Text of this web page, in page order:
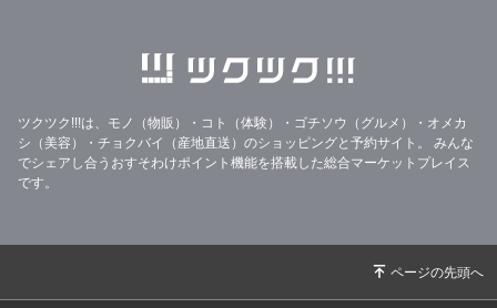
ペットと飼い主さんに,使える自然療法｜動物た
ちにも香害ってあるのかな？
2026/04/10 ペットと飼い主さんに,使える自然療法｜華やか
な春のお庭に潜む「意外なリスク」
2026/03/26
ペットと飼い主さんに,使える自然療法｜ミネラ
ツクツク!!!は、モノ（物販）・コト（体験）・ゴチソウ（グルメ）・オメカ
シ（美容）・チョクバイ（産地直送）のショッピングと予約サイト。
みんな
でシェアし合うおすそわけポイント機能を搭載した総合マーケットプレイス
です。